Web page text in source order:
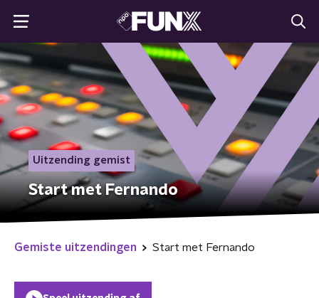
Uitzending gemist
Start met Fernando
Gemiste uitzendingen Start met Fernando